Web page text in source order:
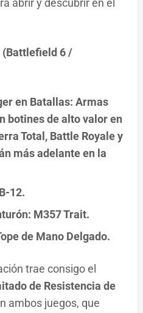
abrir y descubrir en el
(Battlefield 6 /
en Batallas: Armas
botines de alto valor en
Total, Battle Royale y
más adelante en la
12.
M357 Trait.
de Mano Delgado.
trae consigo el
de Resistencia de
ambos juegos, que